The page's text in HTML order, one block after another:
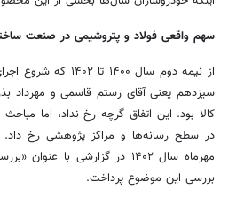
سهم واقعی فولاد و پتروشیمی در صنعت
از نیمه دوم سال
سیزدهم یعنی آقای رستم قاسمی و مهرداد
کالا بود. این اتفاق گرچه رخ نداد، اما
در سطح رسانه‌ها و مراکز پژوهشی رخ
مهرماه سال ۱۴۰۲ در گزارشی
بررسی این موضوع پرداخت.